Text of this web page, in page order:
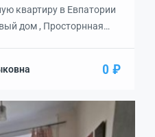
квартиру в Евпатории
дом , Просторнная
рынок , магазины,
Вашего комфортного
0 ₽